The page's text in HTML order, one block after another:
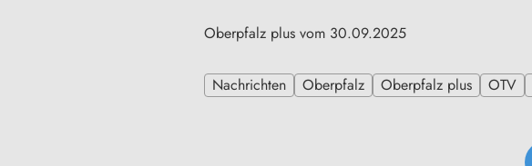
Oberpfalz plus vom 30.09.2025
Nachrichten Oberpfalz Oberpfalz plus OTV